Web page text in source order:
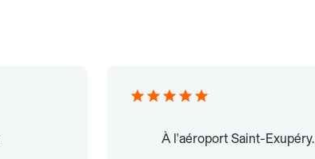
À l'aéroport Saint-Exupéry.